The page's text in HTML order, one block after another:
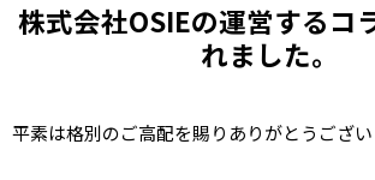
株式会社OSIEの運営するコ
れました。
平素は格別のご高配を賜りありがとうござい